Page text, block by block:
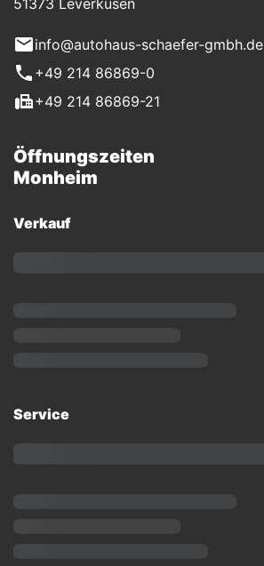
51373 Leverkusen
info@autohaus-schaefer-gmbh.de
+49 214 86869-0
+49 214 86869-21
Öffnungszeiten
Monheim
Verkauf
Service